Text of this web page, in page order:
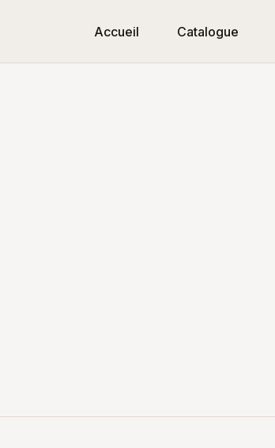
Accueil Catalogue